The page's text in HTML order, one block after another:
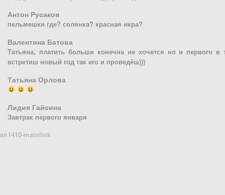
Антон Русаков
пельмешки где? солянка? красная икра?
Валентина Батова
Татьяна, платить больши конечна не хочется но и первого в
встретиш новый год так его и проведёш)))
Татьяна Орлова
Лидия Гайсина
Завтрак первого января
sn1410-mainlink